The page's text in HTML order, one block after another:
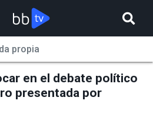
propia
en el debate político
presentada por